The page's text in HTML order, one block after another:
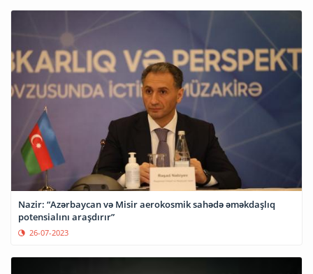
Nazir: “Azərbaycan və Misir aerokosmik sahədə əməkdaşlıq
potensialını araşdırır”
26-07-2023